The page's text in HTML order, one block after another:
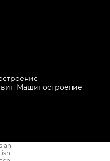
Машиностроение